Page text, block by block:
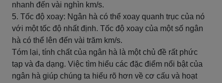
nhanh đến vài nghìn km/s.
5. Tốc độ xoay: Ngân hà có thể xoay quanh trục của nó
với một tốc độ nhất định. Tốc độ xoay của một số ngân
hà có thể lên đến vài trăm km/s.
Tóm lại, tính chất của ngân hà là một chủ đề rất phức
tạp và đa dạng. Việc tìm hiểu các đặc điểm nổi bật của
ngân hà giúp chúng ta hiểu rõ hơn về cơ cấu và hoạt